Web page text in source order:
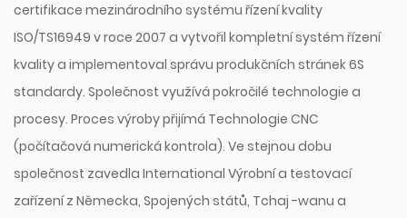
certifikace mezinárodního systému řízení kvality
ISO/TS16949 v roce 2007 a vytvořil kompletní systém řízení
kvality a implementoval správu produkčních stránek 6S
standardy. Společnost využívá pokročilé technologie a
procesy. Proces výroby přijímá Technologie CNC
(počítačová numerická kontrola). Ve stejnou dobu
společnost zavedla International Výrobní a testovací
zařízení z Německa, Spojených států, Tchaj -wanu a